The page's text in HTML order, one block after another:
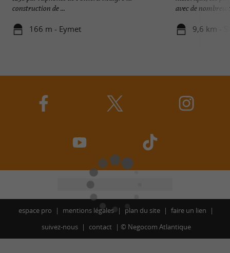
construction de ...
166 m - Eymet
avec de
9,6 km -
espace pro mentions légales plan du site
faire un lien
suivez-nous
contact © Negocom Atlantique